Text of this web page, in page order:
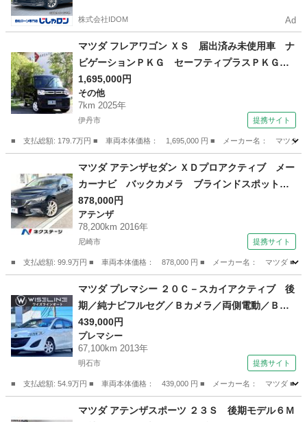
株式会社IDOM Ad
マツダ フレアワゴン ＸＳ 届出済み未使用車 ナ
ビゲーションＰＫＧ セーフティプラスＰＫＧ
純正９型ナビ／フルセグ アラウンドビュー Ｂ
／Ｓ／Ｆカメラ 全車速ＡＣＣ 衝突軽減ブレー
キ レーンキーピング 障害物センサー 両側Ｐ
1,695,000円
その他
7km 2025年
伊丹市 提携サイト
■ 支払総額: 179.7万円 ■ 車両本体価格： 1,695,000 円 ■ メーカー名： マツダ
その他
マツダ アテンザセダン ＸＤプロアクティブ メー
カーナビ バックカメラ ブラインドスポットモ
ニター ヘッドアップディスプレイ レーダーク
ルーズコントロール ステアリングスイッチ ス
マートキー ＬＥＤヘッドライト ＥＴＣ （検9.
878,000円
アテンザ
78,200km 2016年
尼崎市 提携サイト
■ 支払総額: 99.9万円 ■ 車両本体価格： 878,000 円 ■ メーカー名： マツダ ■
アテンザ
マツダ プレマシー ２０Ｃ－スカイアクティブ 後
期／純ナビフルセグ／Ｂカメラ／両側電動／ＢＴ
／Ｍサーバ／ＣＤ／ＤＶＤ／ＨＩＤ／スマートキ
ー／ｉ－ｓｔｏｐ／ＵＳＢ／ＥＴＣ／ＶＤＣ／ス
テリモ／オートＡＣ／ウォークスルー／ＶＤＣ／
439,000円
プレマシー
67,100km 2013年
明石市 提携サイト
■ 支払総額: 54.9万円 ■ 車両本体価格： 439,000 円 ■ メーカー名： マツダ ■ 車
プレマシー
マツダ アテンザスポーツ ２３Ｓ 後期モデル６Ｍ